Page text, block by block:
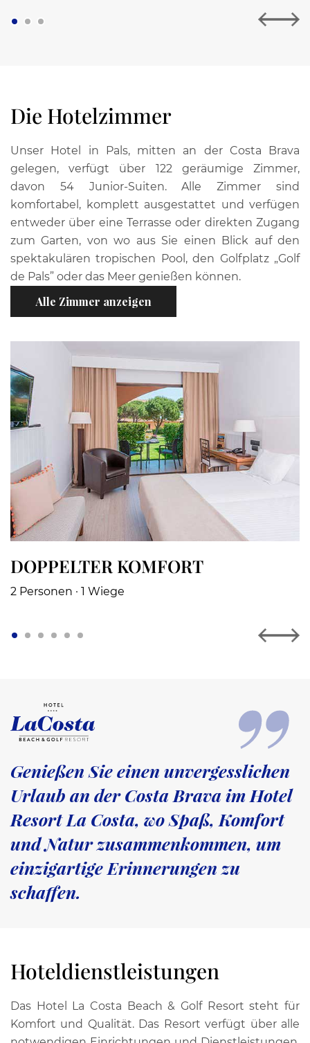
Die Hotelzimmer
Unser Hotel in Pals, mitten an der Costa Brava
gelegen, verfügt über 122 geräumige Zimmer,
davon 54 Junior-Suiten. Alle Zimmer sind
komfortabel, komplett ausgestattet und verfügen
entweder über eine Terrasse oder direkten Zugang
zum Garten, von wo aus Sie einen Blick auf den
spektakulären tropischen Pool, den Golfplatz „Golf
de Pals” oder das Meer genießen können.
Alle Zimmer anzeigen
DOPPELTER KOMFORT
2 Personen · 1 Wiege
Genießen Sie einen unvergesslichen
Urlaub an der Costa Brava im Hotel
Resort La Costa, wo Spaß, Komfort
und Natur zusammenkommen, um
einzigartige Erinnerungen zu
schaffen.
Hoteldienstleistungen
Das Hotel La Costa Beach & Golf Resort steht für
Komfort und Qualität. Das Resort verfügt über alle